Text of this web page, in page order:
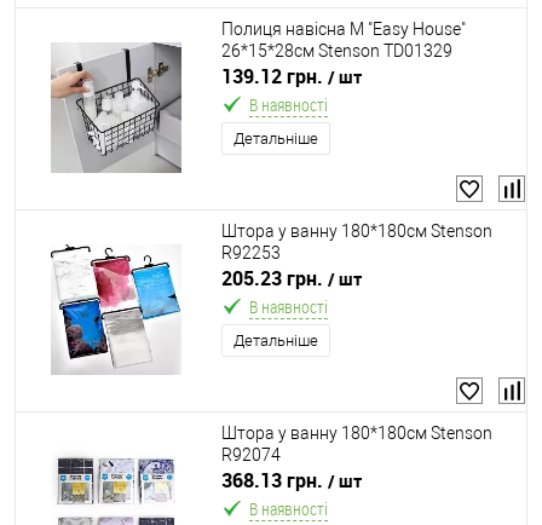
Полиця навісна M "Easy House"
26*15*28см Stenson TD01329
139.12 грн. / шт
В наявності
Детальніше
Штора у ванну 180*180см Stenson
R92253
205.23 грн. / шт
В наявності
Детальніше
Штора у ванну 180*180см Stenson
R92074
368.13 грн. / шт
В наявності